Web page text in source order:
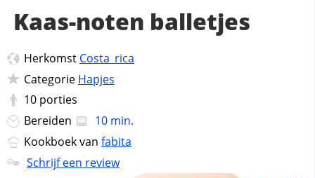
Kaas-noten balletjes
Herkomst Costa_rica
Categorie Hapjes
10 porties
Bereiden
10 min.
Kookboek van fabita
Schrijf een review